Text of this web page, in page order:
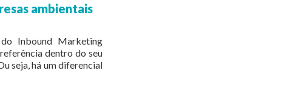
ambientais
Inbound Marketing
dentro do seu
seja, há um diferencial